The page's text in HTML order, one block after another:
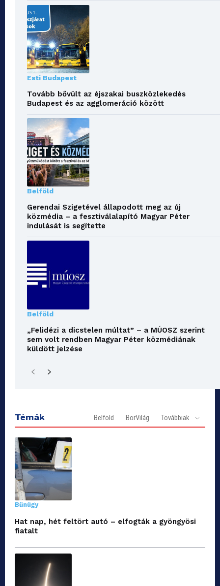
Esti Budapest
Tovább bővült az éjszakai buszközlekedés
Budapest és az agglomeráció között
Belföld
Gerendai Szigetével állapodott meg az új
közmédia – a fesztiválalapító Magyar Péter
indulását is segítette
Belföld
„Felidézi a dicstelen múltat” – a MÚOSZ szerint
sem volt rendben Magyar Péter közmédiának
küldött jelzése
Témák Belföld BorVilág Továbbiak
Bűnügy
Hat nap, hét feltört autó – elfogták a gyöngyösi
fiatalt